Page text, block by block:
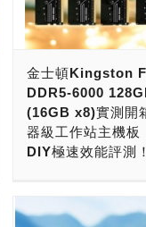
金士頓Kingston
DDR5-6000
(16GB x8)實測開
器級工作站主機板
DIY極速效能評測！
WRX90與Intel
擇。 玩家要PC DIY